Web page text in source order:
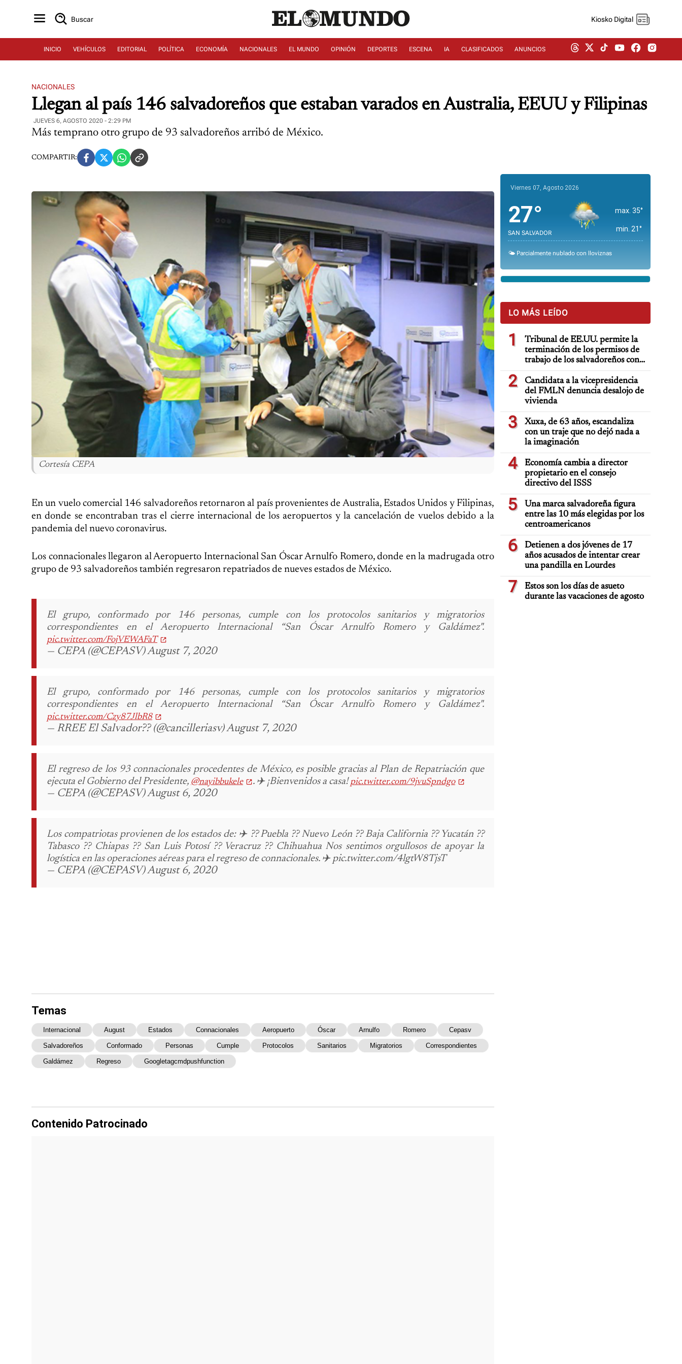
Buscar Kiosko Digital
INICIO VEHÍCULOS EDITORIAL POLÍTICA ECONOMÍA NACIONALES EL MUNDO OPINIÓN DEPORTES ESCENA IA CLASIFICADOS ANUNCIOS
NACIONALES
Llegan al país 146 salvadoreños que estaban varados en Australia, EEUU y Filipinas
JUEVES 6, AGOSTO 2020 - 2:29 PM
Más temprano otro grupo de 93 salvadoreños arribó de México.
COMPARTIR:
Cortesía CEPA
En un vuelo comercial 146 salvadoreños retornaron al país provenientes de Australia, Estados Unidos y Filipinas,
en donde se encontraban tras el cierre internacional de los aeropuertos y la cancelación de vuelos debido a la
pandemia del nuevo coronavirus.
Los connacionales llegaron al Aeropuerto Internacional San Óscar Arnulfo Romero, donde en la madrugada otro
grupo de 93 salvadoreños también regresaron repatriados de nueves estados de México.
El grupo, conformado por 146 personas, cumple con los protocolos sanitarios y migratorios
correspondientes en el Aeropuerto Internacional “San Óscar Arnulfo Romero y Galdámez".
pic.twitter.com/FojVEWAFaT
— CEPA (@CEPASV) August 7, 2020
El grupo, conformado por 146 personas, cumple con los protocolos sanitarios y migratorios
correspondientes en el Aeropuerto Internacional “San Óscar Arnulfo Romero y Galdámez".
pic.twitter.com/Czy87JlbR8
— RREE El Salvador?? (@cancilleriasv) August 7, 2020
El regreso de los 93 connacionales procedentes de México, es posible gracias al Plan de Repatriación que
ejecuta el Gobierno del Presidente, @nayibbukele . ✈️ ¡Bienvenidos a casa!pic.twitter.com/9jvuSpndgo
— CEPA (@CEPASV) August 6, 2020
Los compatriotas provienen de los estados de: ✈️ ?? Puebla ?? Nuevo León ?? Baja California ?? Yucatán ??
Tabasco ?? Chiapas ?? San Luis Potosí ?? Veracruz ?? Chihuahua Nos sentimos orgullosos de apoyar la
logística en las operaciones aéreas para el regreso de connacionales. ✈️ pic.twitter.com/4lgtW8TjsT
— CEPA (@CEPASV) August 6, 2020
Temas
Internacional August Estados Connacionales Aeropuerto Óscar Arnulfo Romero Cepasv
Salvadoreños Conformado Personas Cumple Protocolos Sanitarios Migratorios Correspondientes
Galdámez Regreso Googletagcmdpushfunction
Contenido Patrocinado
Viernes 07, Agosto 2026
27°
SAN SALVADOR
max. 35°
min. 21°
🌤️ Parcialmente nublado con lloviznas
LO MÁS LEÍDO
1
Tribunal de EE.UU. permite la
terminación de los permisos de
trabajo de los salvadoreños con
TPS
2
Candidata a la vicepresidencia
del FMLN denuncia desalojo de
vivienda
3
Xuxa, de 63 años, escandaliza
con un traje que no dejó nada a
la imaginación
4
Economía cambia a director
propietario en el consejo
directivo del ISSS
5
Una marca salvadoreña figura
entre las 10 más elegidas por los
centroamericanos
6
Detienen a dos jóvenes de 17
años acusados de intentar crear
una pandilla en Lourdes
7
Estos son los días de asueto
durante las vacaciones de agosto